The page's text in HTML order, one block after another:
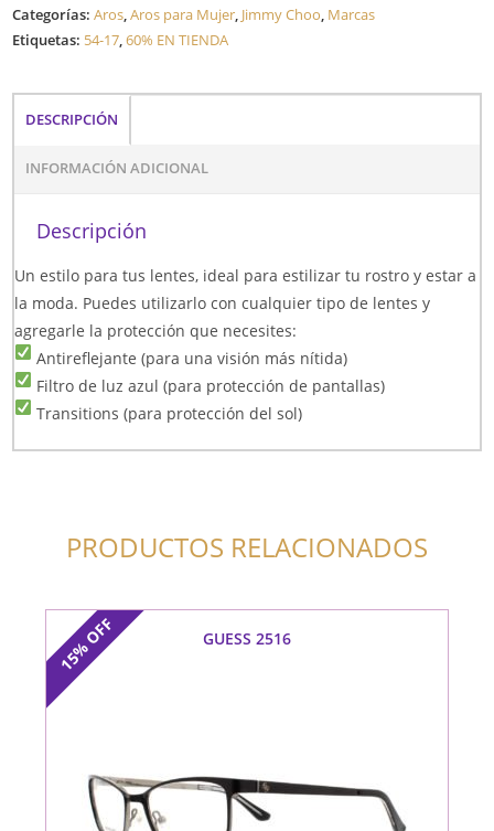
Categorías:Aros,Aros para Mujer, Jimmy Choo, Marcas
Etiquetas: 54-17,60% EN TIENDA
DESCRIPCIÓN
INFORMACIÓN ADICIONAL
Descripción
Un estilo para tus lentes, ideal para estilizar tu rostro y estar a
la moda. Puedes utilizarlo con cualquier tipo de lentes y
agregarle la protección que necesites:
Antireflejante (para una visión más nítida)
Filtro de luz azul (para protección de pantallas)
Transitions (para protección del sol)
PRODUCTOS RELACIONADOS
15%
OFF GUESS 2516